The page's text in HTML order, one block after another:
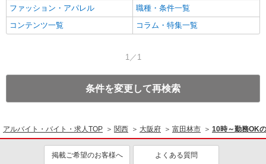
ファッション・アパレル
職種・条件一覧
コンテンツ一覧
コラム・特集一覧
1／1
条件を変更して再検索
アルバイト・バイト・求人TOP 関西 大阪府 富田林市 10時～勤務OK
掲載ご希望のお客様へ よくある質問